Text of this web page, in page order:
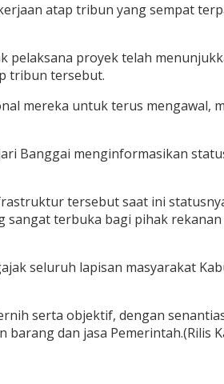
atap tribun yang sempat
proyek telah
tribun tersebut.
mereka untuk terus mengawal,
Banggai menginformasikan
tersebut saat ini
sangat terbuka bagi pihak
seluruh lapisan masyarakat
serta objektif, dengan
dan jasa Pemerintah.(Rilis